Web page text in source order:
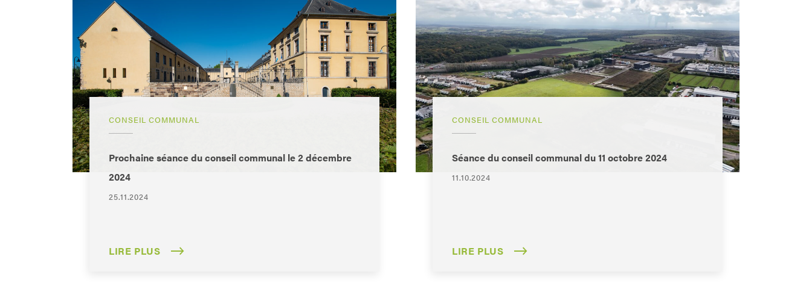
CONSEIL COMMUNAL
Prochaine séance du conseil communal le 2 décembre
2024
25.11.2024
LIRE PLUS
CONSEIL COMMUNAL
Séance du conseil communal du 11 octobre 2024
11.10.2024
LIRE PLUS